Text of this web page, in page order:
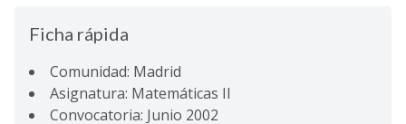
Ficha rápida
Comunidad: Madrid
Asignatura: Matemáticas II
Convocatoria: Junio 2002